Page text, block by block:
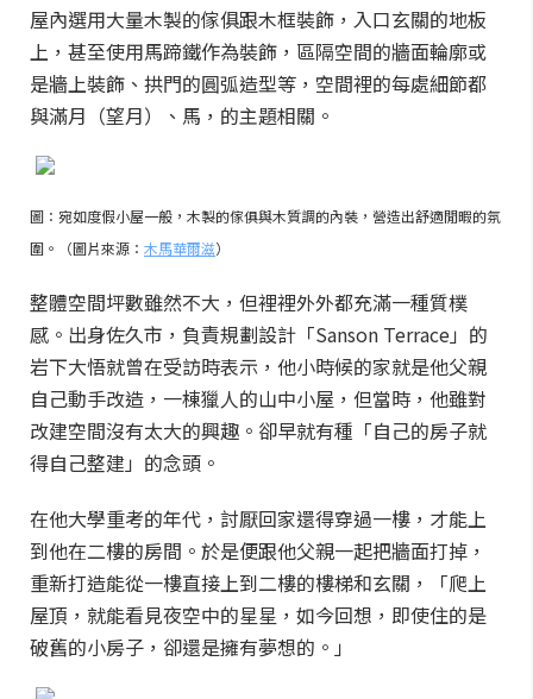
屋內選用大量木製的傢俱跟木框裝飾，入口玄關的地板
上，甚至使用馬蹄鐵作為裝飾，區隔空間的牆面輪廓或
是牆上裝飾、拱門的圓弧造型等，空間裡的每處細節都
與滿月（望月）、馬，的主題相關。
圖：宛如度假小屋一般，木製的傢俱與木質調的內裝，營造出舒適閒暇的氛
圍。（圖片來源： 木馬華爾滋）
整體空間坪數雖然不大，但裡裡外外都充滿一種質樸
感。出身佐久市，負責規劃設計「Sanson Terrace」的
岩下大悟就曾在受訪時表示，他小時候的家就是他父親
自己動手改造，一棟獵人的山中小屋，但當時，他雖對
改建空間沒有太大的興趣。卻早就有種「自己的房子就
得自己整建」的念頭。
在他大學重考的年代，討厭回家還得穿過一樓，才能上
到他在二樓的房間。於是便跟他父親一起把牆面打掉，
重新打造能從一樓直接上到二樓的樓梯和玄關，「爬上
屋頂，就能看見夜空中的星星，如今回想，即使住的是
破舊的小房子，卻還是擁有夢想的。」